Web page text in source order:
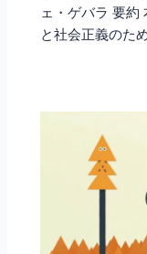
ェ・ゲバラ 要約
と社会正義のた